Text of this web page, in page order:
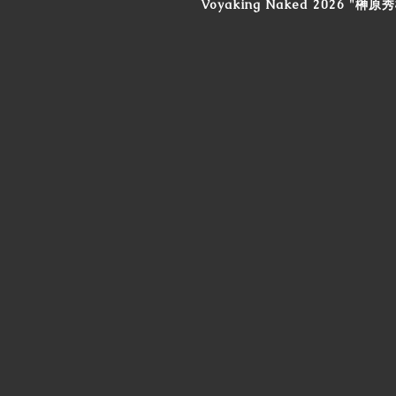
Voyaking Naked 2026 "榊原秀